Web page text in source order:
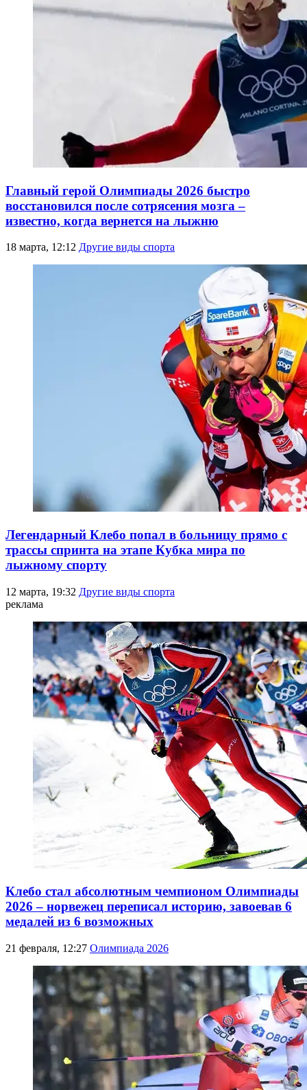
Главный герой Олимпиады 2026 быстро
восстановился после сотрясения мозга –
известно, когда вернется на лыжню
18 марта, 12:12 Другие виды спорта
Легендарный Клебо попал в больницу прямо с
трассы спринта на этапе Кубка мира по
лыжному спорту
12 марта, 19:32 Другие виды спорта
реклама
Клебо стал абсолютным чемпионом Олимпиады
2026 – норвежец переписал историю, завоевав 6
медалей из 6 возможных
21 февраля, 12:27 Олимпиада 2026